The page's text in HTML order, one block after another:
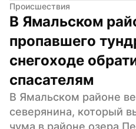
Происшествия
В Ямальском
пропавшего
снегоходе
спасателям
В Ямальском районе
северянина, который
чума в районе озера